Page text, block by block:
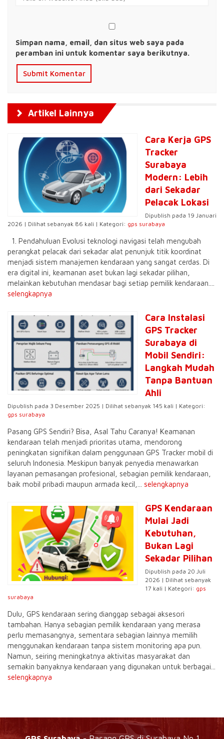
Simpan nama, email, dan situs web saya pada
peramban ini untuk komentar saya berikutnya.
Artikel Lainnya
Cara Kerja GPS
Tracker
Surabaya
Modern: Lebih
dari Sekadar
Pelacak Lokasi
Dipublish pada 19 Januari
2026 | Dilihat sebanyak 86 kali | Kategori: gps surabaya
1. Pendahuluan Evolusi teknologi navigasi telah mengubah
perangkat pelacak dari sekadar alat penunjuk titik koordinat
menjadi sistem manajemen kendaraan yang sangat cerdas. Di
era digital ini, keamanan aset bukan lagi sekadar pilihan,
melainkan kebutuhan mendasar bagi setiap pemilik kendaraan....
selengkapnya
Cara Instalasi
GPS Tracker
Surabaya di
Mobil Sendiri:
Langkah Mudah
Tanpa Bantuan
Ahli
Dipublish pada 3 Desember 2025 | Dilihat sebanyak 145 kali | Kategori:
gps surabaya
Pasang GPS Sendiri? Bisa, Asal Tahu Caranya! Keamanan
kendaraan telah menjadi prioritas utama, mendorong
peningkatan signifikan dalam penggunaan GPS Tracker mobil di
seluruh Indonesia. Meskipun banyak penyedia menawarkan
layanan pemasangan profesional, sebagian pemilik kendaraan,
baik mobil pribadi maupun armada kecil,... selengkapnya
GPS Kendaraan
Mulai Jadi
Kebutuhan,
Bukan Lagi
Sekadar Pilihan
Dipublish pada 20 Juli
2026 | Dilihat sebanyak
17 kali | Kategori: gps
surabaya
Dulu, GPS kendaraan sering dianggap sebagai aksesori
tambahan. Hanya sebagian pemilik kendaraan yang merasa
perlu memasangnya, sementara sebagian lainnya memilih
menggunakan kendaraan tanpa sistem monitoring apa pun.
Namun, seiring meningkatnya aktivitas masyarakat dan
semakin banyaknya kendaraan yang digunakan untuk berbagai...
selengkapnya